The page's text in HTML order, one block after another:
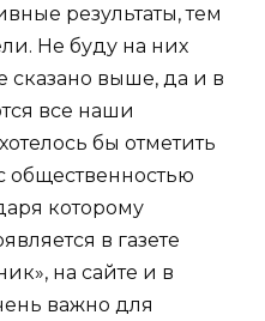
результаты, тем
Не буду на них
сказано выше, да и в
все наши
бы отметить
общественностью
которому
в газете
на сайте и в
важно для